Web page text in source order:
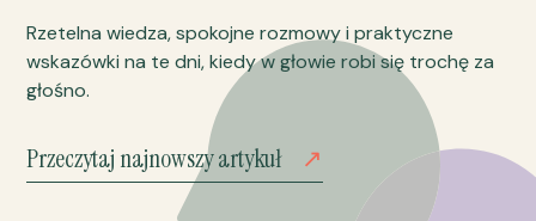
Rzetelna wiedza, spokojne rozmowy i praktyczne
wskazówki na te dni, kiedy w głowie robi się trochę za
głośno.
Przeczytaj najnowszy artykuł ↗